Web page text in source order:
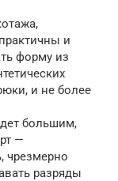
и
форму из
и не более
большим,
—
чрезмерно
разряды